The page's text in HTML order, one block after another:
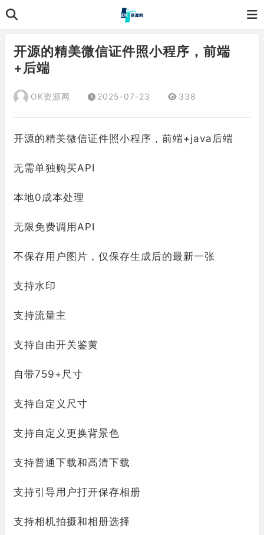
开源的精美微信证件照小程序，前端
+后端
OK资源网 2025-07-23 338
开源的精美微信证件照小程序，前端+java后端
无需单独购买API
本地0成本处理
无限免费调用API
不保存用户图片，仅保存生成后的最新一张
支持水印
支持流量主
支持自由开关鉴黄
自带759+尺寸
支持自定义尺寸
支持自定义更换背景色
支持普通下载和高清下载
支持引导用户打开保存相册
支持相机拍摄和相册选择